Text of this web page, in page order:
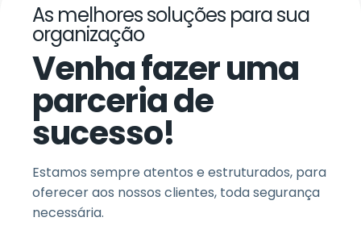
As melhores soluções para sua
organização
Venha fazer uma
parceria de
sucesso!
Estamos sempre atentos e estruturados, para
oferecer aos nossos clientes, toda segurança
necessária.